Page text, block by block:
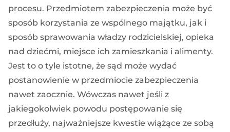
procesu. Przedmiotem zabezpieczenia może być
sposób korzystania ze wspólnego majątku, jak i
sposób sprawowania władzy rodzicielskiej, opieka
nad dziećmi, miejsce ich zamieszkania i alimenty.
Jest to o tyle istotne, że sąd może wydać
postanowienie w przedmiocie zabezpieczenia
nawet zaocznie. Wówczas nawet jeśli z
jakiegokolwiek powodu postępowanie się
przedłuży, najważniejsze kwestie wiążące ze sobą